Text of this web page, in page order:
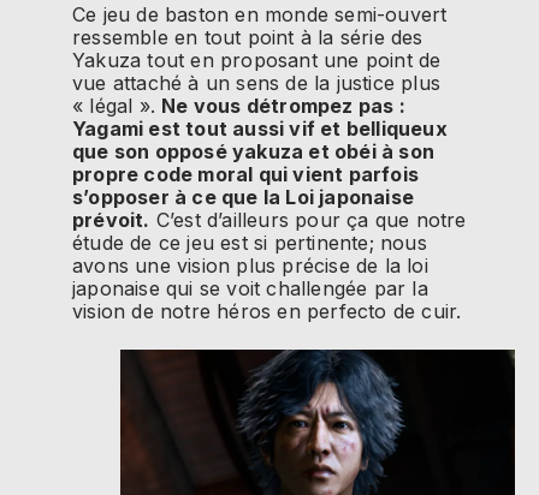
Ce jeu de baston en monde semi-ouvert
ressemble en tout point à la série des
Yakuza tout en proposant une point de
vue attaché à un sens de la justice plus
« légal ». Ne vous détrompez pas :
Yagami est tout aussi vif et belliqueux
que son opposé yakuza et obéi à son
propre code moral qui vient parfois
s’opposer à ce que la Loi japonaise
prévoit. C’est d’ailleurs pour ça que notre
étude de ce jeu est si pertinente; nous
avons une vision plus précise de la loi
japonaise qui se voit challengée par la
vision de notre héros en perfecto de cuir.